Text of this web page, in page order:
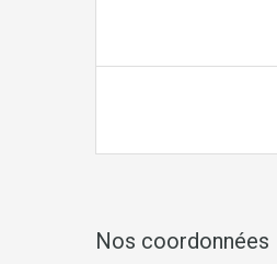
Nos coordonnées